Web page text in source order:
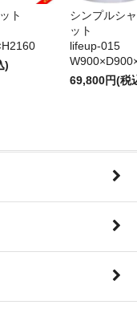
ト
)
シンプルシ
ット
lifeup-015
69,800円(税